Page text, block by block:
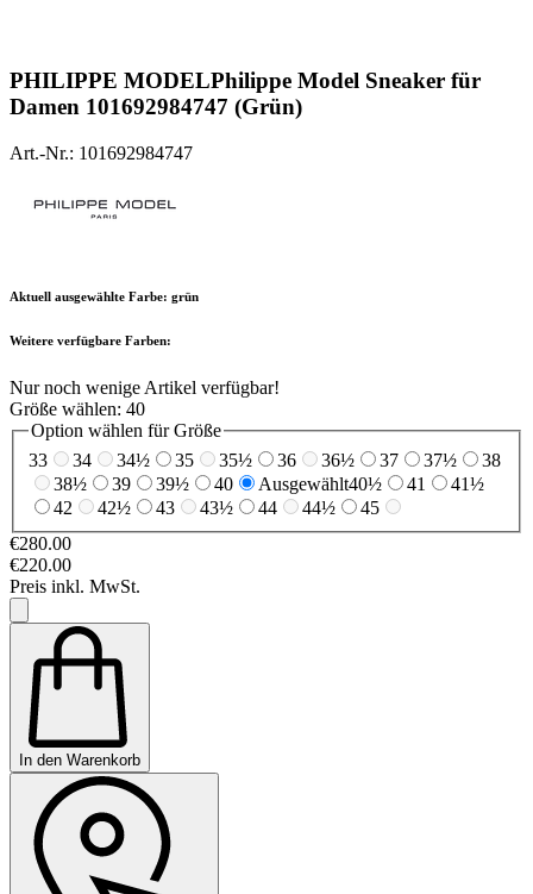
PHILIPPE MODELPhilippe Model Sneaker für
Damen 101692984747 (Grün)
Art.-Nr.: 101692984747
Aktuell ausgewählte Farbe: grün
Weitere verfügbare Farben:
Nur noch wenige Artikel verfügbar!
Größe wählen: 40
Option wählen für Größe
33
34 34½ 35 35½ 36 36½ 37 37½
38
38½
39 39½ 40 Ausgewählt40½ 41
41½
42
42½ 43 43½ 44 44½
45
€280.00
€220.00
Preis inkl. MwSt.
In den Warenkorb